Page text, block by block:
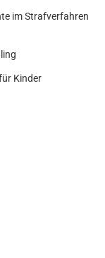
im Strafverfahren
Kinder